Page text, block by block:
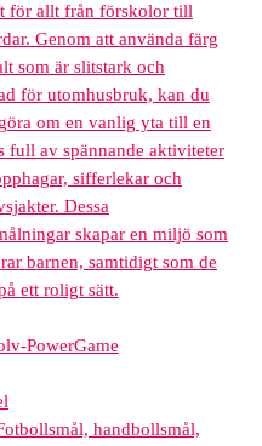
för allt från förskolor till
Genom att använda färg
som är slitstark och
för utomhusbruk, kan du
om en vanlig yta till en
full av spännande aktiviteter
sifferlekar och
Dessa
skapar en miljö som
barnen, samtidigt som de
ett roligt sätt.
PowerGame
handbollsmål,